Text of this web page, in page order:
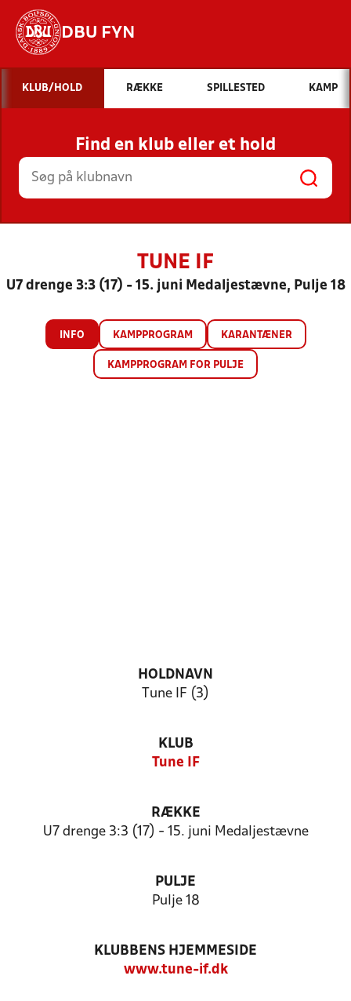
DBU FYN
Hvad vil du søge efter?
INDHOLD OG NYHEDER
STILLINGER, RESULTATER, KLUBBER OG
HOLD
KLUB/HOLD RÆKKE SPILLESTED KAMP
Find en klub eller et hold
TUNE IF
U7 drenge 3:3 (17) - 15. juni Medaljestævne, Pulje 18
INFO KAMPPROGRAM KARANTÆNER
KAMPPROGRAM FOR PULJE
HOLDNAVN
Tune IF (3)
KLUB
Tune IF
RÆKKE
U7 drenge 3:3 (17) - 15. juni Medaljestævne
PULJE
Pulje 18
KLUBBENS HJEMMESIDE
www.tune-if.dk